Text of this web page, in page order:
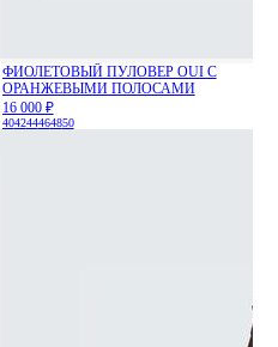
ФИОЛЕТОВЫЙ ПУЛОВЕР OUI С
ОРАНЖЕВЫМИ ПОЛОСАМИ
16 000 ₽
404244464850